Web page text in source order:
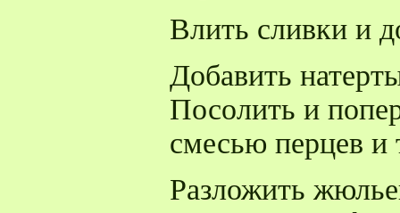
Влить сливки и
Добавить
Посолить и
смесью перцев
Разложить